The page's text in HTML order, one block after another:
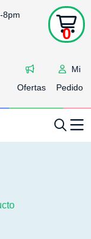
8pm
Ofertas
Mi
Pedido
0